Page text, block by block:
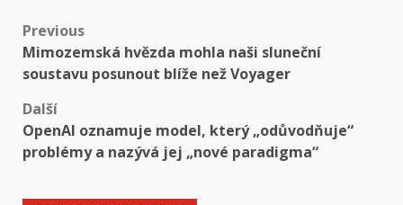
Post
navigation
Previous
Mimozemská hvězda mohla naši sluneční
soustavu posunout blíže než Voyager
Další
OpenAI oznamuje model, který „odůvodňuje“
problémy a nazývá jej „nové paradigma“